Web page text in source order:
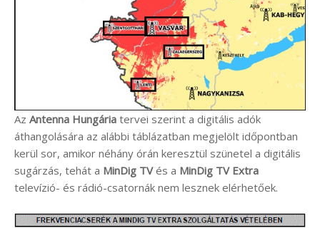
Az Antenna Hungária tervei szerint a digitális adók
áthangolására az alábbi táblázatban megjelölt időpontban
kerül sor, amikor néhány órán keresztül szünetel a digitális
sugárzás, tehát a MinDig TVés a MinDig TV Extra
televízió- és rádió-csatornák nem lesznek elérhetőek.